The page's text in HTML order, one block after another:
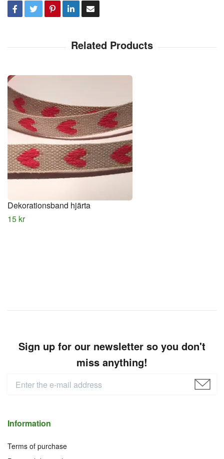
Dekorationsband hjärta
15 kr
Sign up for our newsletter so you don't
miss anything!
Information
Terms of purchase